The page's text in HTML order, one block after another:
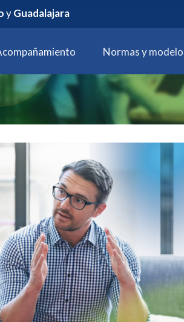
yGuadalajara
Normas y